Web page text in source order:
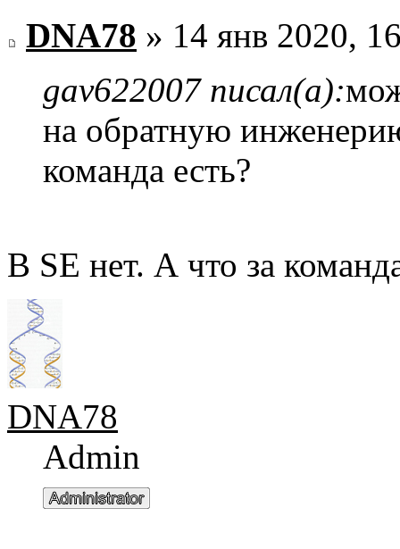
DNA78 » 14 янв 2020,
gav622007 писал(а):
на обратную
команда есть?
В SE нет. А что за
DNA78
Admin